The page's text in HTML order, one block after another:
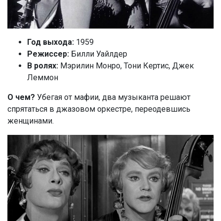
Год выхода: 1959
Режиссер: Билли Уайлдер
В ролях: Мэрилин Монро, Тони Кертис, Джек
Леммон
О чем? Убегая от мафии, два музыканта решают
спрятаться в джазовом оркестре, переодевшись
женщинами.